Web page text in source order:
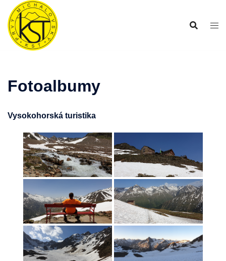
Preskočiť
obsah
Fotoalbumy
Vysokohorská turistika